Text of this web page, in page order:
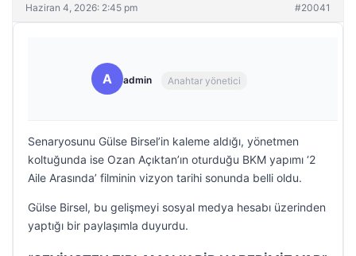
Haziran 4, 2026: 2:45 pm #20041
A admin Anahtar yönetici
Senaryosunu Gülse Birsel’in kaleme aldığı, yönetmen
koltuğunda ise Ozan Açıktan’ın oturduğu BKM yapımı ‘2
Aile Arasında’ filminin vizyon tarihi sonunda belli oldu.
Gülse Birsel, bu gelişmeyi sosyal medya hesabı üzerinden
yaptığı bir paylaşımla duyurdu.